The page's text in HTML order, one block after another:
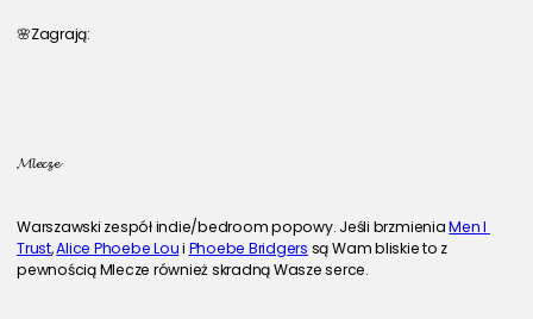
🌸Zagrają:
𝓜𝓵𝓮𝓬𝔃𝓮
Warszawski zespół indie/bedroom popowy. Jeśli brzmienia Men I
Trust, Alice Phoebe Lou i Phoebe Bridgers są Wam bliskie to z
pewnością Mlecze również skradną Wasze serce.